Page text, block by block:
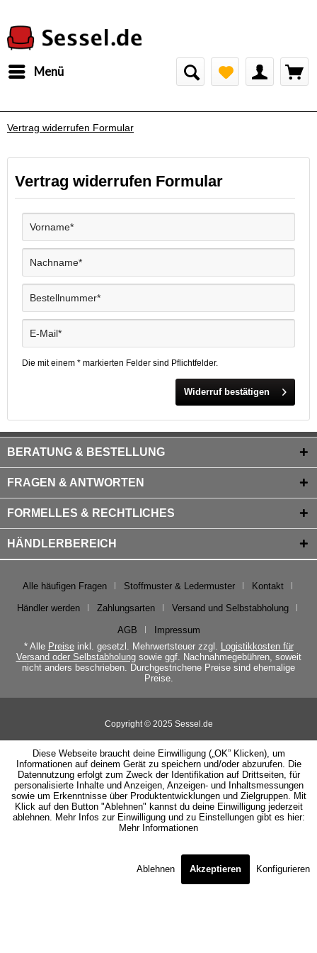
Menü
Vertrag widerrufen Formular
Vertrag widerrufen Formular
Die mit einem * markierten Felder sind Pflichtfelder.
Widerruf bestätigen
BERATUNG & BESTELLUNG
FRAGEN & ANTWORTEN
FORMELLES & RECHTLICHES
HÄNDLERBEREICH
Alle häufigen Fragen Stoffmuster & Ledermuster Kontakt
Händler werden Zahlungsarten Versand und Selbstabholung
AGB
Impressum
* Alle Preiseinkl. gesetzl. Mehrwertsteuer zzgl. Logistikkosten für
Versand oder Selbstabholungsowie ggf. Nachnahmegebühren, soweit
nicht anders beschrieben. Durchgestrichene Preise sind ehemalige
Preise.
Copyright © 2025 Sessel.de
Diese Webseite braucht deine Einwilligung („OK” Klicken), um
Informationen auf deinem Gerät zu speichern und/oder abzurufen. Die
Datennutzung erfolgt zum Zweck der Identifikation auf Drittseiten, für
personalisierte Inhalte und Anzeigen, Anzeigen- und Inhaltsmessungen
sowie um Erkenntnisse über Produktentwicklungen und Zielgruppen. Mit
Klick auf den Button "Ablehnen" kannst du deine Einwilligung jederzeit
ablehnen. Mehr Infos zur Einwilligung und zu Einstellungen gibt es hier:
Mehr Informationen
Ablehnen Akzeptieren Konfigurieren